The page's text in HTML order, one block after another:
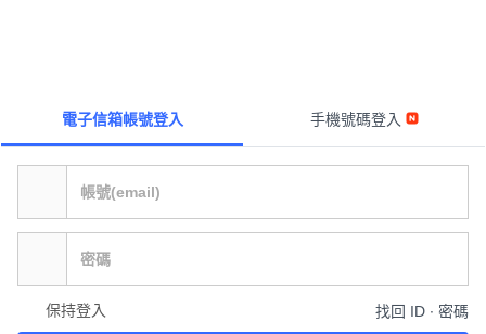
電子信箱帳號登入 手機號碼登入
保持登入 找回 ID ∙ 密碼